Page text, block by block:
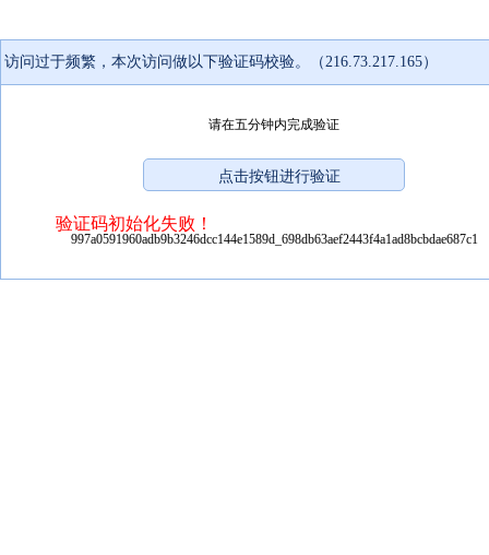
访问过于频繁，本次访问做以下验证码校验。（216.73.217.165）
请在五分钟内完成验证
验证码初始化失败！
997a0591960adb9b3246dcc144e1589d_698db63aef2443f4a1ad8bcbdae687c1